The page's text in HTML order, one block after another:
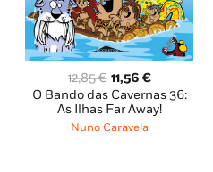
12,85€ O
preço
original
era:
11,56 €O
preço
atual
O Bando das Cavernas 36:
As Ilhas Far Away!
Nuno Caravela